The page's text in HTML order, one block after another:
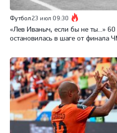
Футбол23 июл 09:30
«Лев Иваныч, если бы не ты...»
остановилась в шаге от финала